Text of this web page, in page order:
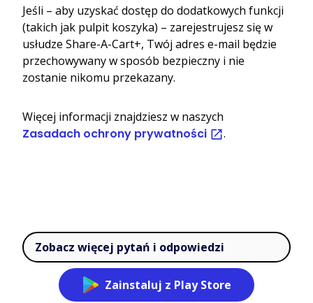
Jeśli – aby uzyskać dostęp do dodatkowych funkcji
(takich jak pulpit koszyka) – zarejestrujesz się w
usłudze Share-A-Cart+, Twój adres e-mail będzie
przechowywany w sposób bezpieczny i nie
zostanie nikomu przekazany.
Więcej informacji znajdziesz w naszych
Zasadach ochrony prywatności .
Zobacz więcej pytań i odpowiedzi
Zainstaluj z Play Store